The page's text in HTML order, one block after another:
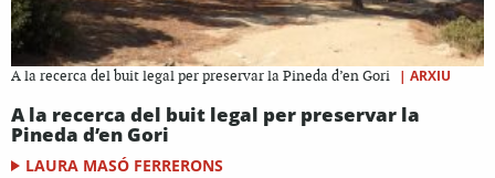
A la recerca del buit legal per preservar la Pineda d’en Gori | ARXIU
A la recerca del buit legal per preservar la
Pineda d’en Gori
LAURA MASÓ FERRERONS